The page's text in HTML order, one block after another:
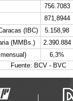
756.7083
871,8944
(IBC)
5.158,98
(MMBs.)
2.390.884
6,3%
Fuente: BCV - BVC